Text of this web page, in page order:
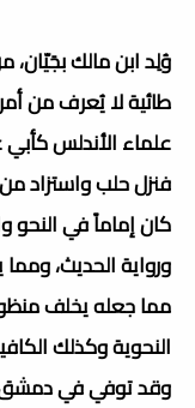
وُلِد ابن مالك
طائية لا يُعرف من
علماء الأندلس كأبي
فنزل حلب واستزاد
كان إماماً في النحو
ورواية الحديث،
مما جعله يخلف
النحوية وكذلك
وقد توفي في دمشق سنة